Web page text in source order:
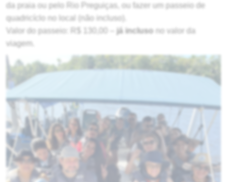
da praia ou pelo Rio Preguiças, ou fazer um passeio de
quadricíclo no local (não incluso).
Valor do passeio: R$ 130,00 – já incluso no valor da
viagem.